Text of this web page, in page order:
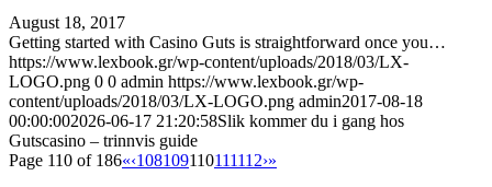
August 18, 2017
Getting started with Casino Guts is straightforward once you…
https://www.lexbook.gr/wp-content/uploads/2018/03/LX-
LOGO.png 0 0 admin https://www.lexbook.gr/wp-
content/uploads/2018/03/LX-LOGO.png admin2017-08-18
00:00:002026-06-17 21:20:58Slik kommer du i gang hos
Gutscasino – trinnvis guide
Page 110 of 186«‹108109110111112›»